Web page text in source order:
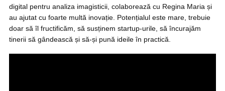
digital pentru analiza imagisticii, colaborează cu Regina Maria și
au ajutat cu foarte multă inovație. Potențialul este mare, trebuie
doar să îl fructificăm, să susținem startup-urile, să încurajăm
tinerii să gândească și să-și pună ideile în practică.